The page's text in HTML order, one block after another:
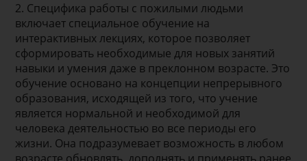
2. Специфика работы с пожилыми людьми
включает специальное обучение на
интерактивных лекциях, которое позволяет
сформировать необходимые для новых занятий
навыки и умения даже в преклонном возрасте. Это
обучение основано на концепции непрерывного
образования, исходящей из того, что учение
является нормальной и необходимой для
человека деятельностью во все периоды его
жизни. Она подразумевает возможность в любом